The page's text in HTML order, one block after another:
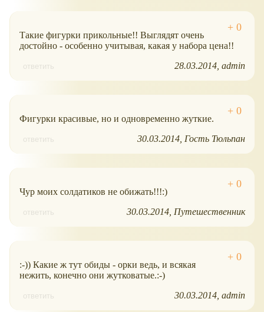
Такие фигурки прикольные!! Выглядят очень
достойно - особенно учитывая, какая у набора цена!!
ответить 28.03.2014 admin
Фигурки красивые, но и одновременно жуткие.
ответить 30.03.2014 Гость Тюльпан
Чур моих солдатиков не обижать!!!:)
ответить 30.03.2014 Путешественник
:-)) Какие ж тут обиды - орки ведь, и всякая
нежить, конечно они жутковатые.:-)
ответить 30.03.2014 admin